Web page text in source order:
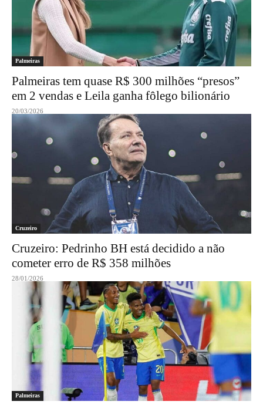
Palmeiras
Palmeiras tem quase R$ 300 milhões “presos”
em 2 vendas e Leila ganha fôlego bilionário
20/03/2026
Cruzeiro
Cruzeiro: Pedrinho BH está decidido a não
cometer erro de R$ 358 milhões
28/01/2026
Palmeiras